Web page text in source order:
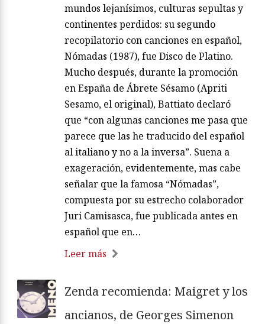
mundos lejanísimos, culturas sepultas y
continentes perdidos: su segundo
recopilatorio con canciones en español,
Nómadas (1987), fue Disco de Platino.
Mucho después, durante la promoción
en España de Ábrete Sésamo (Apriti
Sesamo, el original), Battiato declaró
que “con algunas canciones me pasa que
parece que las he traducido del español
al italiano y no a la inversa”. Suena a
exageración, evidentemente, mas cabe
señalar que la famosa “Nómadas”,
compuesta por su estrecho colaborador
Juri Camisasca, fue publicada antes en
español que en…
Leer más
Zenda recomienda: Maigret y los
ancianos, de Georges Simenon